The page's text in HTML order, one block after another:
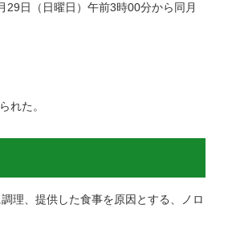
日（日曜日）午前3時00分から同月
れた。
理、提供した食事を原因とする、ノロ